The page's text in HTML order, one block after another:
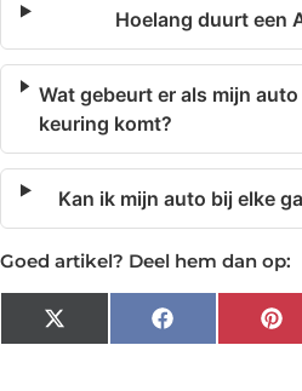
Hoelang duurt een
Wat gebeurt er als mijn
keuring komt?
Kan ik mijn auto bij elke
Goed artikel? Deel hem dan op:
X
(Twitter)
Facebook